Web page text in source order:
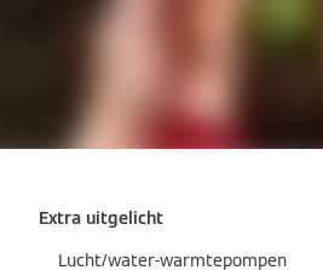
Extra uitgelicht
Lucht/water-warmtepompen